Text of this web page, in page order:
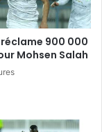
900 000
Mohsen Salah